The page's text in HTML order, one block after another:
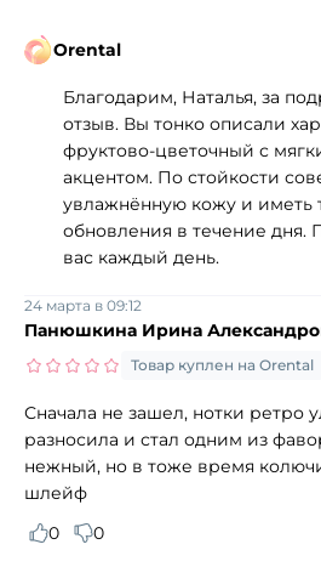
Orental
Благодарим, Наталья, за
отзыв. Вы тонко описали
фруктово‑цветочный с
акцентом. По стойкости
увлажнённую кожу и иметь
обновления в течение дня.
вас каждый день.
Панюшкина Ирина
24 марта в 09:12
Товар куплен на Orental
Сначала не зашел, нотки ретро
разносила и стал одним из
нежный, но в тоже время
шлейф
0
0